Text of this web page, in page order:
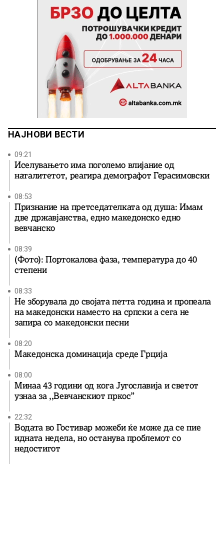
НАЈНОВИ ВЕСТИ
09:21
Иселувањето има поголемо влијание од
наталитетот, реагира демографот Герасимовски
08:53
Признание на претседателката од душа: Имам
две државјанства, едно македонско едно
вевчанско
08:39
(Фото): Портокалова фаза, температура до 40
степени
08:33
Не зборувала до својата петта година и пропеала
на македонски наместо на српски а сега не
запира со македонски песни
08:20
Македонска доминација среде Грција
08:00
Минаа 43 години од кога Југославија и светот
узнаа за ,,Вевчанскиот пркос”
22:32
Водата во Гостивар можеби ќе може да се пие
идната недела, но останува проблемот со
недостигот